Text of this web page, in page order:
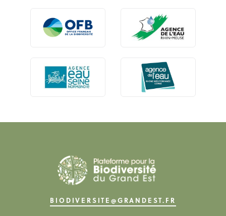
BIODIVERSITE@GRANDEST.FR